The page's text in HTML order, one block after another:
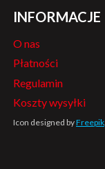
INFORMACJE
O nas
Płatności
Regulamin
Koszty wysyłki
Icon designed byFreepik